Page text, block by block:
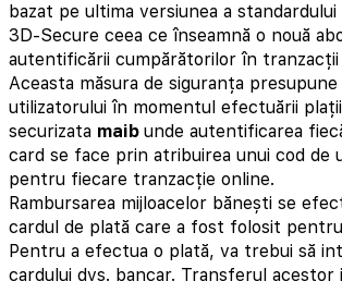
bazat pe ultima versiunea a
3D-Secure ceea ce înseamnă o nouă
autentificării cumpărătorilor în tranzacții
Aceasta măsura de siguranța
utilizatorului în momentul efectuării
securizata maib unde autentificarea
card se face prin atribuirea unui cod de
pentru fiecare tranzacție online.
Rambursarea mijloacelor bănești se
cardul de plată care a fost folosit
Pentru a efectua o plată, va trebui să
cardului dvs. bancar. Transferul acestor